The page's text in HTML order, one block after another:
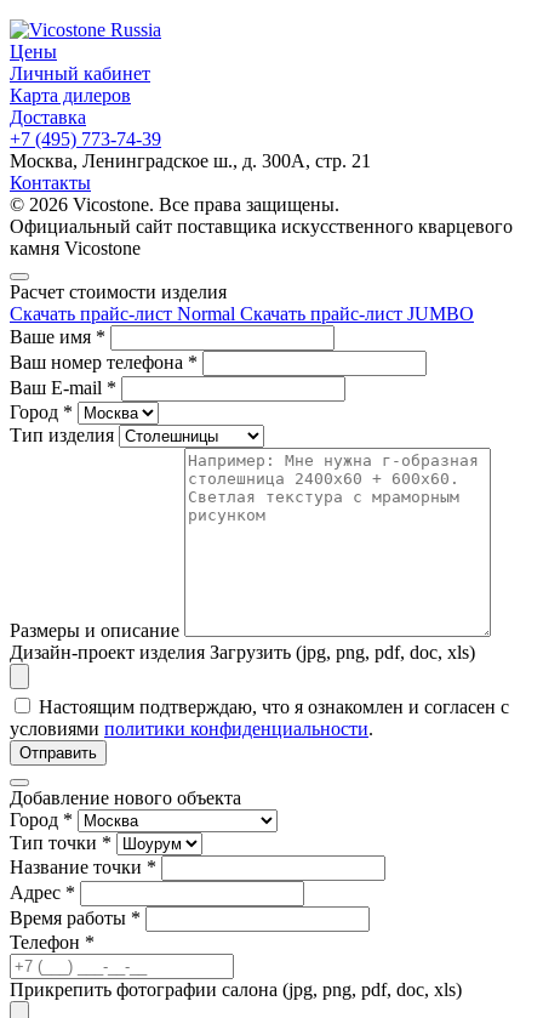
Цены
Личный кабинет
Карта дилеров
Доставка
+7 (495) 773-74-39
Москва, Ленинградское ш., д. 300А, стр. 21
Контакты
© 2026 Vicostone. Все права защищены.
Официальный сайт поставщика искусственного кварцевого
камня Vicostone
Расчет стоимости изделия
Скачать прайс-лист Normal Скачать прайс-лист JUMBO
Ваше имя *
Ваш номер телефона *
Ваш E-mail *
Город *
Тип изделия
Размеры и описание
Дизайн-проект изделия Загрузить (jpg, png, pdf, doc, xls)
Настоящим подтверждаю, что я ознакомлен и согласен с
условиями политики конфиденциальности.
Отправить
Добавление нового объекта
Город *
Тип точки *
Название точки *
Адрес *
Время работы *
Телефон *
Прикрепить фотографии салона (jpg, png, pdf, doc, xls)